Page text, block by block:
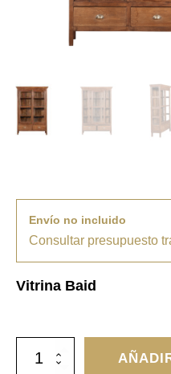
Envío no incluido
Consultar presupuesto
Vitrina Baid
Vitrina